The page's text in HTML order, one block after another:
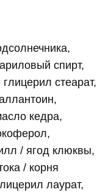
спирт,
стеарат,
кедра,
/ ягод клюквы,
/ корня
лаурат,